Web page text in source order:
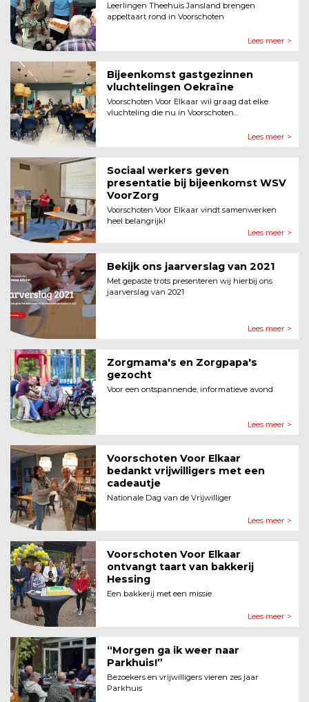
Leerlingen Theehuis Jansland brengen
appeltaart rond in Voorschoten
Lees meer >
Bijeenkomst gastgezinnen
vluchtelingen Oekraïne
Voorschoten Voor Elkaar wil graag dat elke
vluchteling die nu in Voorschoten...
Lees meer >
Sociaal werkers geven
presentatie bij bijeenkomst WSV
VoorZorg
Voorschoten Voor Elkaar vindt samenwerken
heel belangrijk!
Lees meer >
Bekijk ons jaarverslag van 2021
Met gepaste trots presenteren wij hierbij ons
jaarverslag van 2021
Lees meer >
Zorgmama's en Zorgpapa's
gezocht
Voor een ontspannende, informatieve avond
Lees meer >
Voorschoten Voor Elkaar
bedankt vrijwilligers met een
cadeautje
Nationale Dag van de Vrijwilliger
Lees meer >
Voorschoten Voor Elkaar
ontvangt taart van bakkerij
Hessing
Een bakkerij met een missie
Lees meer >
“Morgen ga ik weer naar
Parkhuis!”
Bezoekers en vrijwilligers vieren zes jaar
Parkhuis